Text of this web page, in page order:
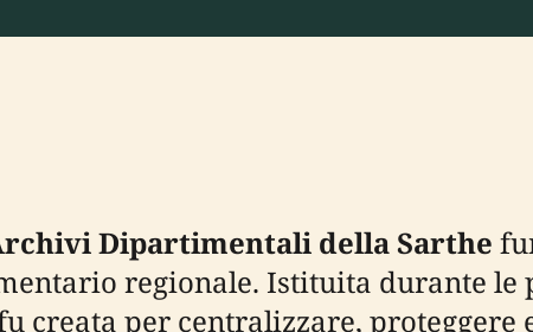
Dipartimentali della Sarthe
regionale. Istituita durante le
creata per centralizzare, proteggere